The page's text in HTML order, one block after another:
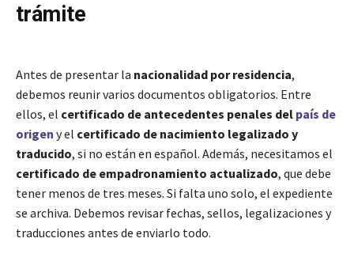
trámite
Antes de presentar la nacionalidad por residencia,
debemos reunir varios documentos obligatorios. Entre
ellos, el certificado de antecedentes penales del país de
origen y el certificado de nacimiento legalizado y
traducido, si no están en español. Además, necesitamos el
certificado de empadronamiento actualizado, que debe
tener menos de tres meses. Si falta uno solo, el expediente
se archiva. Debemos revisar fechas, sellos, legalizaciones y
traducciones antes de enviarlo todo.